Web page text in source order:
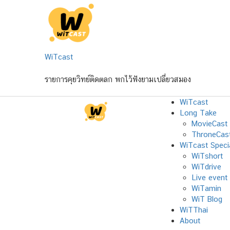
WiTcast
รายการคุยวิทย์ติดตลก พกไว้ฟังยามเปลี่ยวสมอง
WiTcast
Long Take
MovieCast
WiTcast
WiTshort
WiTdrive
Live event
WiTamin
WiT Blog
WiTThai
About